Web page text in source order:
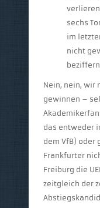
sechs
im
nicht
Nein, nein, wir
gewinnen –
das entweder
dem VfB) oder
Frankfurter
Freiburg die
zeitgleich der